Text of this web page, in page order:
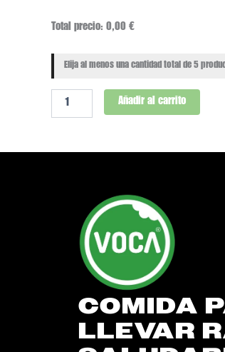
Total precio: 0,00 €
Elija al menos una cantidad total de 5
Añadir al carrito
COMIDA
LLEVAR